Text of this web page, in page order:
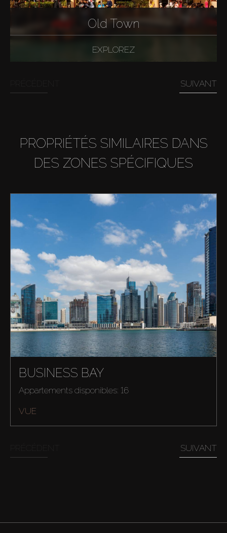
Old Town
EXPLOREZ
SUIVANT
PROPRIÉTÉS SIMILAIRES DANS
DES ZONES SPÉCIFIQUES
BUSINESS BAY
Appartements disponibles: 16
VUE
SUIVANT